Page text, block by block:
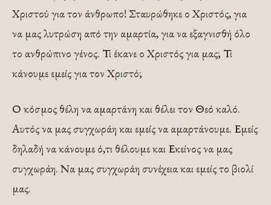
Χριστού για τον άνθρωπο! Σταυρώθηκε ο Χριστός, για
να μας λυτρώση από την αμαρτία, για να εξαγνισθή όλο
το ανθρώπινο γένος. Τι έκανε ο Χριστός για μας; Τι
κάνουμε εμείς για τον Χριστό;
Ο κόσμος θέλη να αμαρτάνη και θέλει τον Θεό καλό.
Αυτός να μας συγχωράη και εμείς να αμαρτάνουμε. Εμείς
δηλαδή να κάνουμε ό,τι θέλουμε και Εκείνος να μας
συγχωράη. Να μας συγχωράη συνέχεια και εμείς το βιολί
μας.